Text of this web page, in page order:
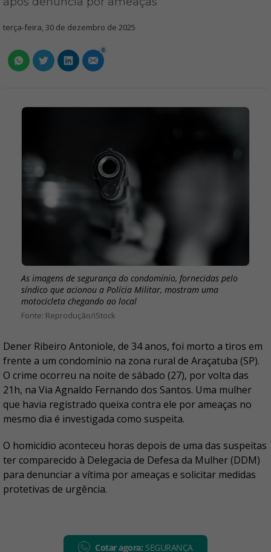
terça-feira, 30 de dezembro de 2025
0
As imagens de segurança do condomínio, fornecidas pelo
síndico que acionou a Polícia Militar, mostram uma
motocicleta chegando ao local
Reprodução/iStock
Dener Ribeiro Antoniole, de 34 anos, foi morto a tiros em
frente a um condomínio na zona rural de Araçatuba (SP).
O crime ocorreu na noite de sábado (27), por volta das
21h, na Via Agnaldo Fernando dos Santos. Uma mulher
que havia registrado queixa contra ele por ameaças no
mesmo dia é investigada como suspeita.
O homicídio aconteceu horas depois de uma das suspeitas
ter comparecido à Delegacia de Defesa da Mulher (DDM)
para denunciar a vítima por ameaças e solicitar medidas
protetivas de urgência.